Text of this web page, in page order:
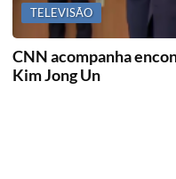
TELEVISÃO
CNN acompanha
Kim Jong Un